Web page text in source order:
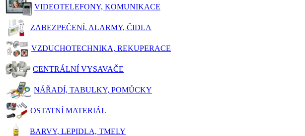
VIDEOTELEFONY, KOMUNIKACE
ZABEZPEČENÍ, ALARMY, ČIDLA
VZDUCHOTECHNIKA, REKUPERACE
CENTRÁLNÍ VYSAVAČE
NÁŘADÍ, TABULKY, POMŮCKY
OSTATNÍ MATERIÁL
BARVY, LEPIDLA, TMELY